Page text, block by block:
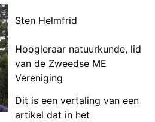
Sten Helmfrid
Hoogleraar natuurkunde, lid
van de Zweedse ME
Vereniging
Dit is een vertaling van een
artikel dat in het